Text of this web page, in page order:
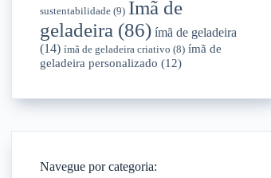
sustentabilidade(9) Ímã de
geladeira (86) ímã de geladeira
(14) ímã de geladeira criativo (8) ímã de
geladeira personalizado (12)
Navegue por categoria: